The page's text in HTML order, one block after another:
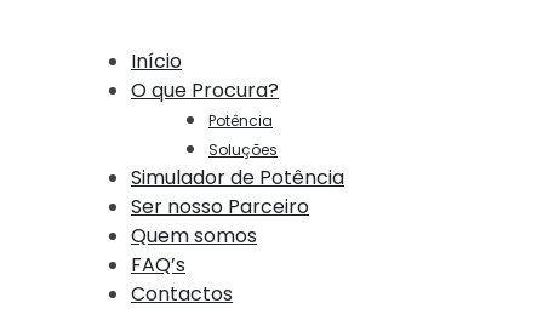
Início
O que Procura?
Potência
Soluções
Simulador de Potência
Ser nosso Parceiro
Quem somos
FAQ’s
Contactos